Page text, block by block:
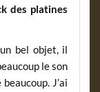
des platines
bel objet, il
le son
J’ai